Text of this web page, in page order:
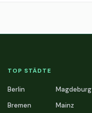
TOP STÄDTE
Berlin
Bremen
Magdeburg
Mainz